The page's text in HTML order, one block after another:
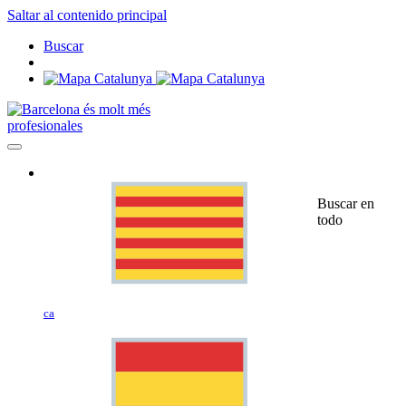
Saltar al contenido principal
Buscar
profesionales
ca
Buscar en
todo